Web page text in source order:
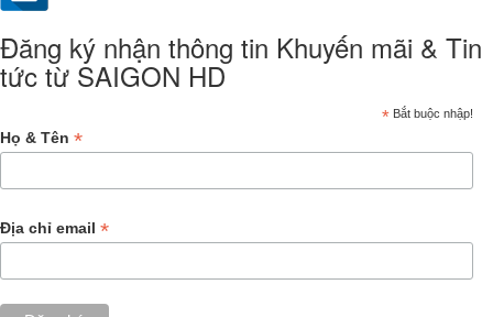
Đăng ký nhận thông tin Khuyến mãi & Tin
tức từ SAIGON HD
* Bắt buộc nhập!
Họ & Tên *
Địa chỉ email *